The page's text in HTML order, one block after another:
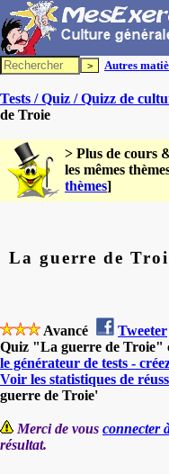
Autres
Tests / Quiz / Quizz de
de Troie
> Plus de cours
les mêmes
thèmes]
La guerre de
Avancé Tweeter
Quiz "La guerre de Troie"
le générateur de tests -
Voir les statistiques de
guerre de Troie'
Merci de vous connecter
résultat.